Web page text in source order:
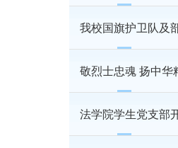
我校国旗护卫队及
敬烈士忠魂 扬中
法学院学生党支部